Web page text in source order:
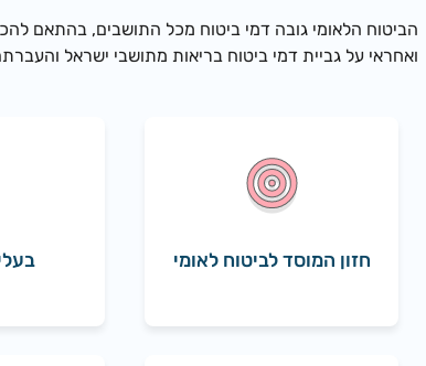
הביטוח הלאומי גובה דמי ביטוח מכל התושבים, בהתאם
ואחראי על גביית דמי ביטוח בריאות מתושבי ישראל
חזון המוסד לביטוח לאומי